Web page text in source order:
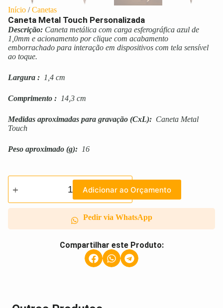
Início /Canetas
Caneta Metal Touch Personalizada
Descrição: Caneta metálica com carga esferográfica azul de
1,0mm e acionamento por clique com acabamento
emborrachado para interação em dispositivos com tela sensível
ao toque.
Largura : 1,4 cm
Comprimento : 14,3 cm
Medidas aproximadas para gravação (CxL): Caneta Metal
Touch
Peso aproximado (g): 16
Adicionar ao Orçamento
Pedir via WhatsApp
Compartilhar este Produto: